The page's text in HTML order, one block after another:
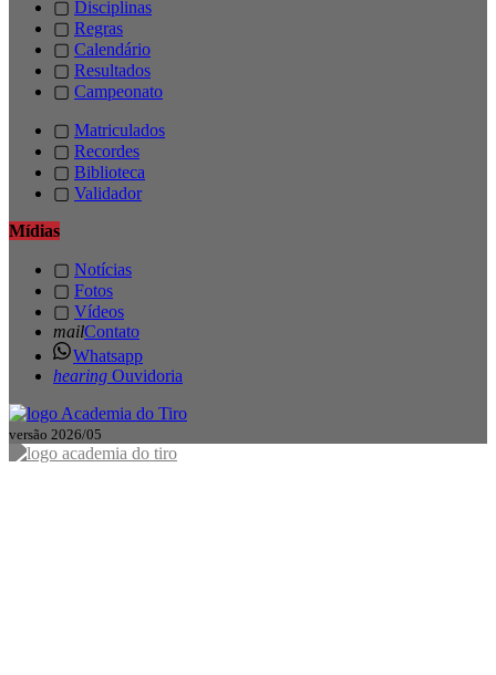
▢ Disciplinas
▢ Regras
▢ Calendário
▢ Resultados
▢ Campeonato
▢ Matriculados
▢ Recordes
▢ Biblioteca
▢ Validador
Mídias
▢ Notícias
▢ Fotos
▢ Vídeos
mailContato
Whatsapp
hearing Ouvidoria
versão 2026/05